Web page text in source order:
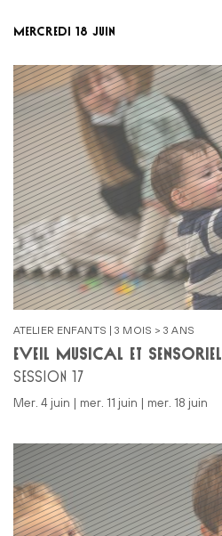
MERCREDI 18 JUIN
ATELIER ENFANTS | 3 MOIS > 3 ANS
ÉVEIL MUSICAL ET SENSORIEL
SESSION 17
mer. 4 juin | mer. 11 juin | mer. 18 juin